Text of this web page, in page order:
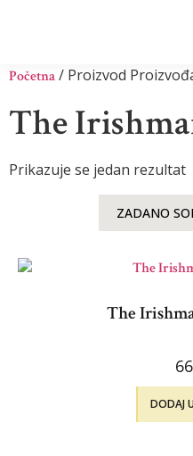
Početna/ Proizvod
The
Prikazuje se jedan rezultat
The
DODAJ